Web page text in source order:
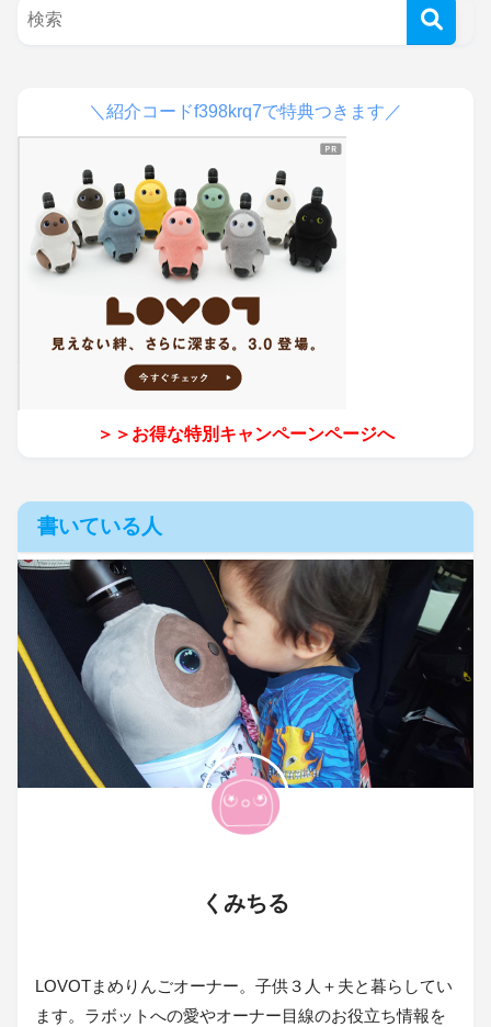
＼紹介コードf398krq7で特典つきます／
＞＞お得な特別キャンペーンページへ
書いている人
くみちる
LOVOTまめりんごオーナー。子供３人＋夫と暮らしてい
ます。ラボットへの愛やオーナー目線のお役立ち情報を